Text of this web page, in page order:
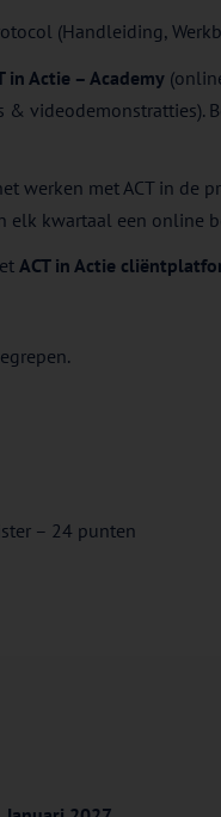
(Handleiding,
in Actie – Academy
& videodemonstratties).
werken met ACT in de
elk kwartaal een online
ACT in Actie
– 24 punten